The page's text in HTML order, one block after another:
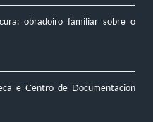
obradoiro familiar sobre o
e Centro de Documentación